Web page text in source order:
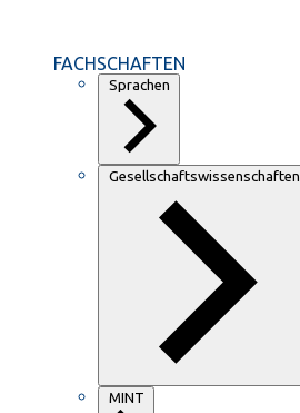
FACHSCHAFTEN
Sprachen
Gesellschaftswissenschaften
MINT